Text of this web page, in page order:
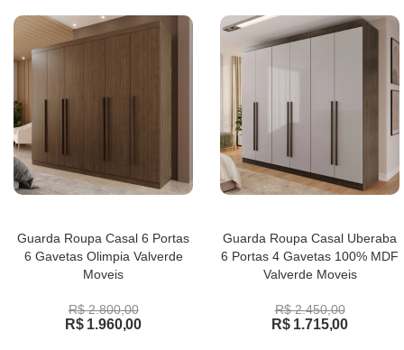
Guarda Roupa Casal 6 Portas
6 Gavetas Olimpia Valverde
Moveis
R$ 2.800,00
R$ 1.960,00
Guarda Roupa Casal Uberaba
6 Portas 4 Gavetas 100% MDF
Valverde Moveis
R$ 2.450,00
R$ 1.715,00